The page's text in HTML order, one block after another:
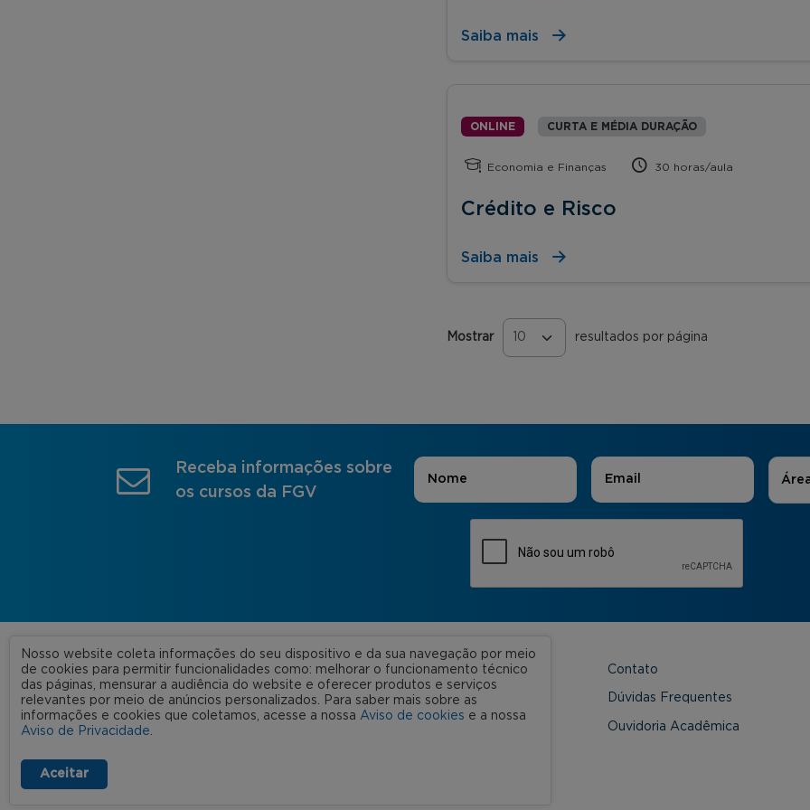
Saiba mais
ONLINE CURTA E MÉDIA DURAÇÃO
Economia e Finanças 30 horas/aula
Crédito e Risco
Saiba mais
Mostrar resultados por página
Páginas
Receba informações sobre
os cursos da FGV
Nome E-mail Áreas
FGV 2023 © Todos os direitos
reservados
Termos de uso
A FGV Contato
Nossas Unidades Dúvidas Frequentes
Ouvidoria Acadêmica
Nosso website coleta informações do seu dispositivo e da sua navegação por meio
de cookies para permitir funcionalidades como: melhorar o funcionamento técnico
das páginas, mensurar a audiência do website e oferecer produtos e serviços
relevantes por meio de anúncios personalizados. Para saber mais sobre as
informações e cookies que coletamos, acesse a nossa Aviso de cookies e a nossa
Aviso de Privacidade.
Aceitar